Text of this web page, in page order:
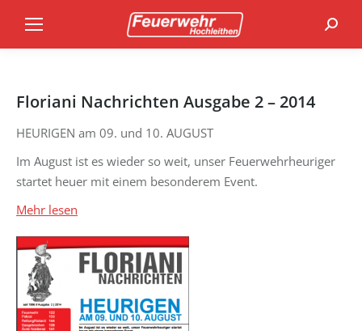
Floriani Nachrichten Ausgabe 2 – 2014
HEURIGEN am 09. und 10. AUGUST
Im August ist es wieder so weit, unser Feuerwehrheuriger
startet heuer mit einem besonderem Event.
Mehr lesen